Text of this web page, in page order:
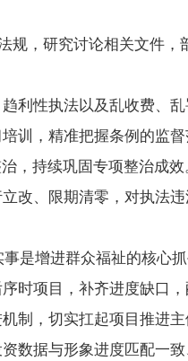
规，研究讨论相关文件
利性执法以及乱收费、
训，精准把握条例的监
，持续巩固专项整治成
改、限期清零，对执法
是增进群众福祉的核心
时项目，补齐进度缺口
制，切实扛起项目推进
数据与形象进度匹配一致